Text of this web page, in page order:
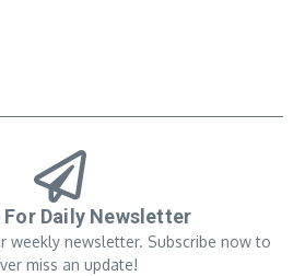
For Daily Newsletter
weekly newsletter. Subscribe now to
miss an update!